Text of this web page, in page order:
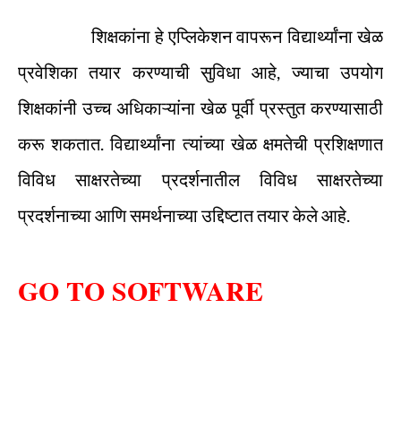
शिक्षकांना हे एप्लिकेशन वापरून विद्यार्थ्यांना खेळ
प्रवेशिका तयार करण्याची सुविधा आहे, ज्याचा उपयोग
शिक्षकांनी उच्च अधिकाऱ्यांना खेळ पूर्वी प्रस्तुत करण्यासाठी
करू शकतात. विद्यार्थ्यांना त्यांच्या खेळ क्षमतेची प्रशिक्षणात
विविध साक्षरतेच्या प्रदर्शनातील विविध साक्षरतेच्या
प्रदर्शनाच्या आणि समर्थनाच्या उद्दिष्टात तयार केले आहे.
GO TO SOFTWARE